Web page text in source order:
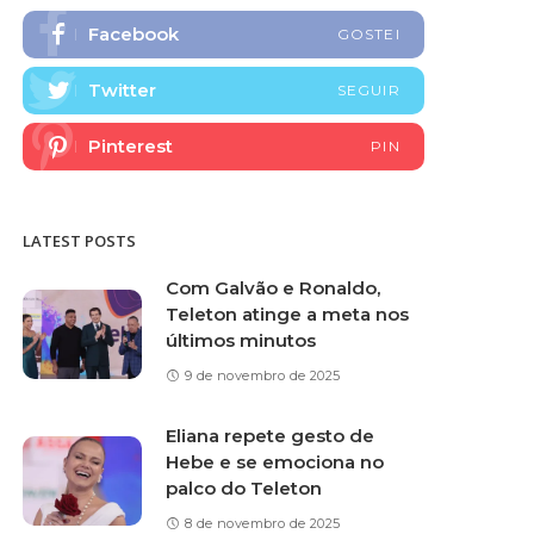
Facebook GOSTEI
Twitter SEGUIR
Pinterest PIN
LATEST POSTS
Com Galvão e Ronaldo,
Teleton atinge a meta nos
últimos minutos
9 de novembro de 2025
Eliana repete gesto de
Hebe e se emociona no
palco do Teleton
8 de novembro de 2025